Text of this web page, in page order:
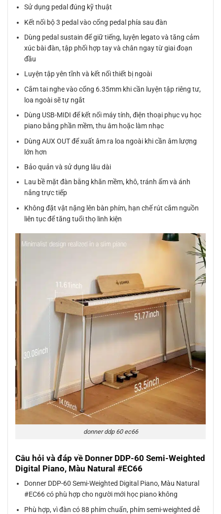
Sử dụng pedal đúng kỹ thuật
Kết nối bộ 3 pedal vào cổng pedal phía sau đàn
Dùng pedal sustain để giữ tiếng, luyện legato và tăng cảm
xúc bài đàn, tập phối hợp tay và chân ngay từ giai đoạn
đầu
Luyện tập yên tĩnh và kết nối thiết bị ngoài
Cắm tai nghe vào cổng 6.35mm khi cần luyện tập riêng tư,
loa ngoài sẽ tự ngắt
Dùng USB-MIDI để kết nối máy tính, điện thoại phục vụ học
piano bằng phần mềm, thu âm hoặc làm nhạc
Dùng AUX OUT để xuất âm ra loa ngoài khi cần âm lượng
lớn hơn
Bảo quản và sử dụng lâu dài
Lau bề mặt đàn bằng khăn mềm, khô, tránh ẩm và ánh
nắng trực tiếp
Không đặt vật nặng lên bàn phím, hạn chế rút cắm nguồn
liên tục để tăng tuổi thọ linh kiện
donner ddp 60 ec66
Câu hỏi và đáp về Donner DDP-60 Semi-Weighted
Digital Piano, Màu Natural #EC66
Donner DDP-60 Semi-Weighted Digital Piano, Màu Natural
#EC66 có phù hợp cho người mới học piano không
Phù hợp, vì đàn có 88 phím chuẩn, phím semi-weighted dễ